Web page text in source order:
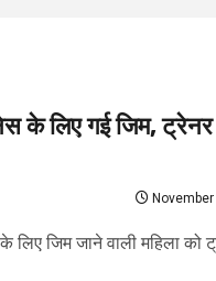
के लिए गई जिम,
जिम जाने वाली महिला को